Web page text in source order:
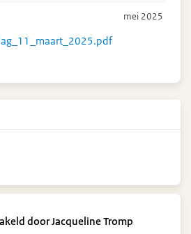
mei 2025
door Jacqueline Tromp